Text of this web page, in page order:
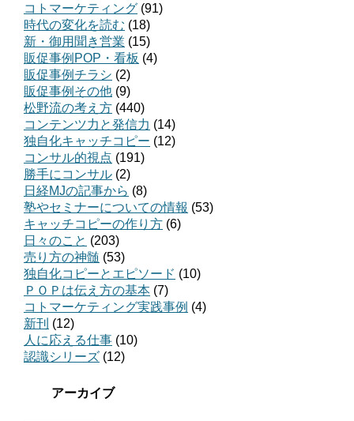
コトマーケティング (91)
時代の変化を読む (18)
新・御用聞き営業 (15)
販促事例POP・看板 (4)
販促事例チラシ (2)
販促事例その他 (9)
松野流の考え方 (440)
コンテンツ力と発信力 (14)
独自化キャッチコピー (12)
コンサル的視点 (191)
勝手にコンサル (2)
日経MJの記事から (8)
塾やセミナーについての情報 (53)
キャッチコピーの作り方 (6)
日々のこと (203)
売り方の神髄 (53)
独自化コピーとエピソード (10)
ＰＯＰは伝え方の基本 (7)
コトマーケティング実践事例 (4)
新刊 (12)
人に応える仕事 (10)
認識シリーズ (12)
アーカイブ